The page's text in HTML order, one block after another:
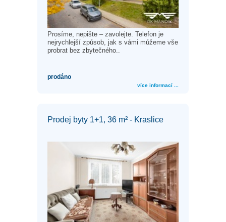
Prosíme, nepište – zavolejte. Telefon je
nejrychlejší způsob, jak s vámi můžeme vše
probrat bez zbytečného..
prodáno
více informací ...
Prodej byty 1+1, 36 m² - Kraslice